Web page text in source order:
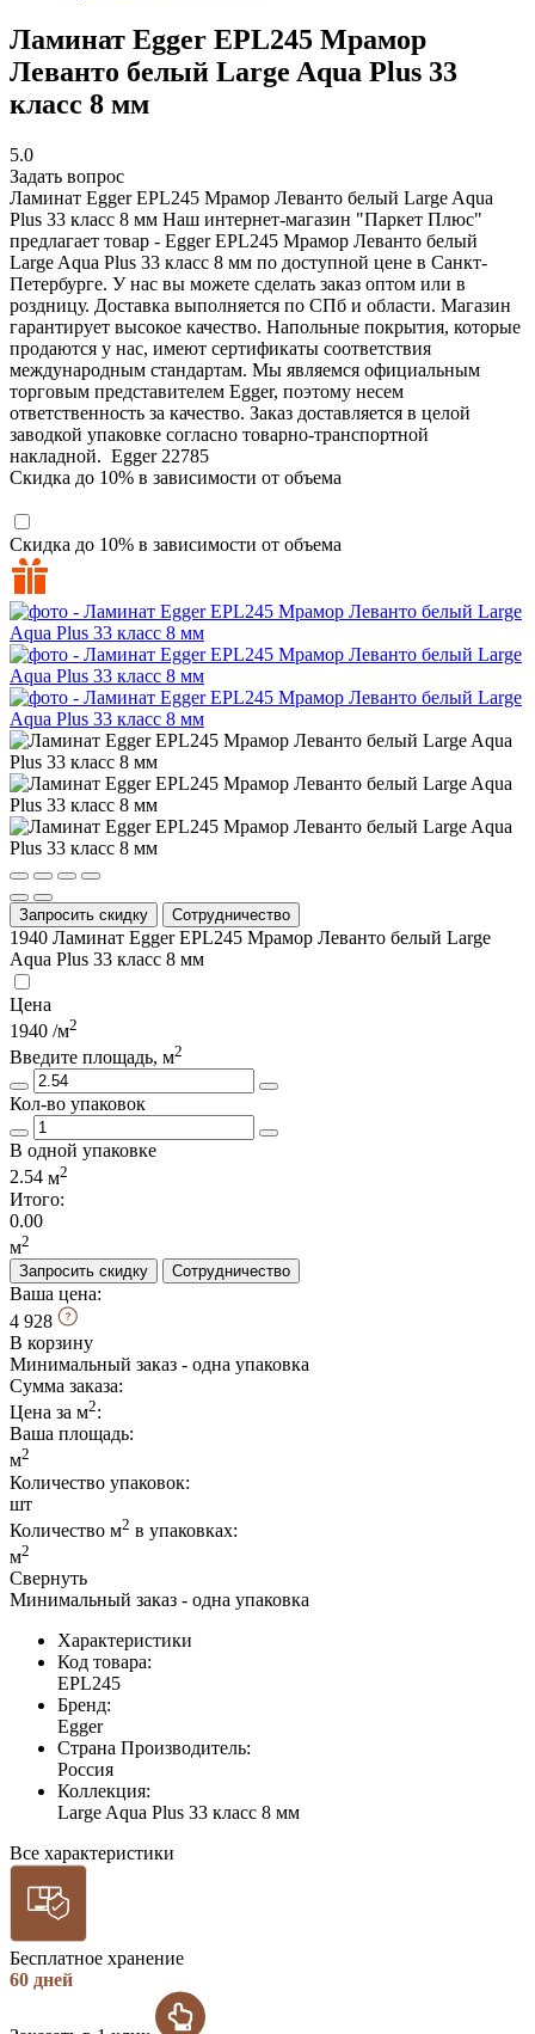
Ламинат Egger EPL245 Мрамор
Леванто белый Large Aqua Plus 33
класс 8 мм
5.0
Задать вопрос
Ламинат Egger EPL245 Мрамор Леванто белый Large Aqua
Plus 33 класс 8 мм Наш интернет-магазин "Паркет Плюс"
предлагает товар - Egger EPL245 Мрамор Леванто белый
Large Aqua Plus 33 класс 8 мм по доступной цене в Санкт-
Петербурге. У нас вы можете сделать заказ оптом или в
роздницу. Доставка выполняется по СПб и области. Магазин
гарантирует высокое качество. Напольные покрытия, которые
продаются у нас, имеют сертификаты соответствия
международным стандартам. Мы являемся официальным
торговым представителем Egger, поэтому несем
ответственность за качество. Заказ доставляется в целой
заводкой упаковке согласно товарно-транспортной
накладной. Egger 22785
Скидка до 10% в зависимости от объема
Скидка до 10% в зависимости от объема
Запросить скидку Сотрудничество
1940 Ламинат Egger EPL245 Мрамор Леванто белый Large
Aqua Plus 33 класс 8 мм
Цена
1940 /м2
Введите площадь, м2
Кол-во упаковок
В одной упаковке
2.54 м2
Итого:
0.00
м2
Запросить скидку
Сотрудничество
Ваша цена:
4 928
В корзину
Минимальный заказ - одна упаковка
Сумма заказа:
Цена за м2:
Ваша площадь:
м2
Количество упаковок:
шт
Количество м2 в упаковках:
м2
Свернуть
Минимальный заказ - одна упаковка
Характеристики
Код товара:
EPL245
Бренд:
Egger
Страна Производитель:
Россия
Коллекция:
Large Aqua Plus 33 класс 8 мм
Все характеристики
Бесплатное хранение
60 дней